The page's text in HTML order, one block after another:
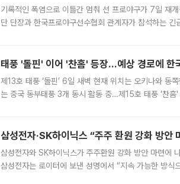
기록적인 폭염으로 이틀간 멈춰 선 프로야구가 7일 재
단 단장과 한국프로야구선수협회 관계자가 참석하는
태풍 '돌핀' 이어 '찬홈' 등장…예상 경로에 한
제13호 태풍 ‘돌핀’ 6일 새벽 현재 위치는 오키나와 동
는 중국 동부태풍 3개 동시 활동 중…제15호 태풍 '찬홈'
삼성전자·SK하이닉스 “주주 환원 강화 방안
삼성전자와 SK하이닉스가 주주환원 강화 방안 마련에 나설 것이라고 밝혔다. 5일(
삼성전자는 로이터에 보낸 성명에서 “지속 가능한 방식